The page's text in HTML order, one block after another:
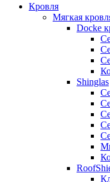
Кровля
Мягкая
Docke
Shinglas